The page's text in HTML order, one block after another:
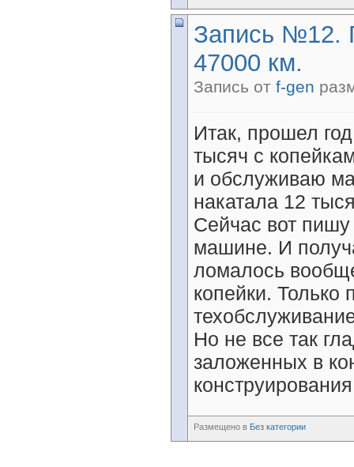
Запись №12.
47000 км.
Запись от f-gen
Итак, прошел
тысяч с
и обслуживаю
накатала 12
Сейчас вот
машине. И
ломалось
копейки. Только
Но не все так
заложенных в
Размещено в Без категории